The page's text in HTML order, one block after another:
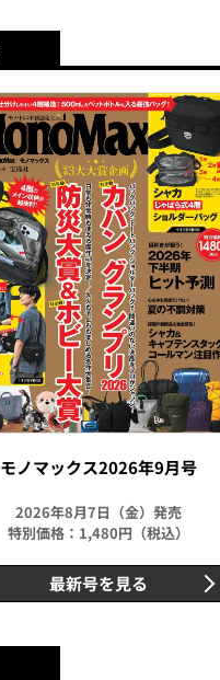
モノマックス2026年9月号
2026年8月7日（金）発売
特別価格：1,480円（税込）
最新号を見る